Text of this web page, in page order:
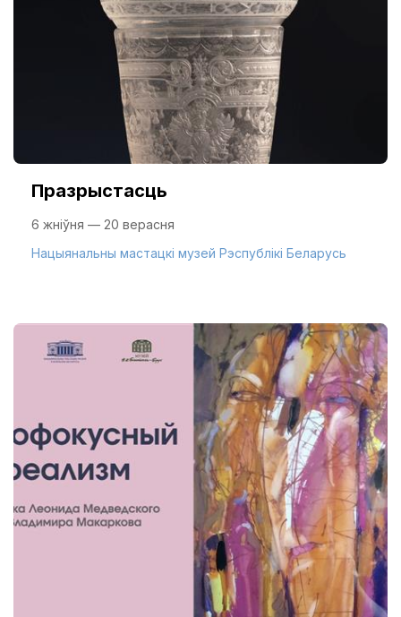
Празрыстасць
6 жніўня — 20 верасня
Нацыянальны мастацкі музей Рэспублікі Беларусь